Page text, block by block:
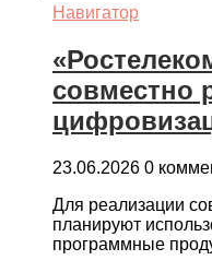
Навигатор
совместно
23.06.2026 0
Для реализации
планируют
программные